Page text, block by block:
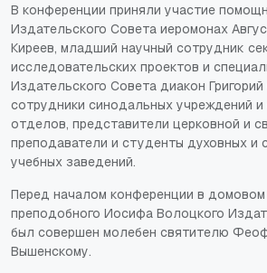
В конференции приняли участие
Издательского Совета иеромонах
Киреев, младший научный сотрудник
исследовательских проектов и
Издательского Совета диакон
сотрудники синодальных учреждений и
отделов, представители церковной и
преподаватели и студенты духовных и
учебных заведений.
Перед началом конференции в домовом
преподобного Иосифа Волоцкого
был совершен молебен святителю
Вышенскому.